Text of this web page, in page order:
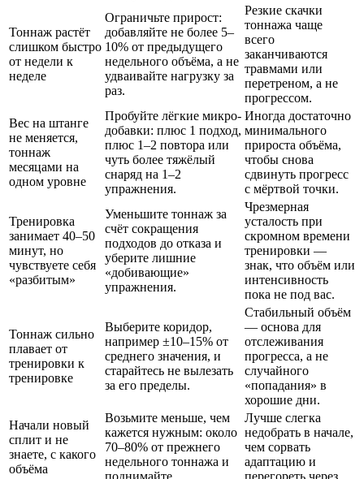
Тоннаж растёт
слишком быстро
от недели к
неделе
Ограничьте прирост:
добавляйте не более 5–
10% от предыдущего
недельного объёма, а не
удваивайте нагрузку за
раз.
Резкие скачки
тоннажа чаще
всего
заканчиваются
травмами или
перетреном, а не
прогрессом.
Вес на штанге
не меняется,
тоннаж
месяцами на
одном уровне
Пробуйте лёгкие микро-
добавки: плюс 1 подход,
плюс 1–2 повтора или
чуть более тяжёлый
снаряд на 1–2
упражнения.
Иногда достаточно
минимального
прироста объёма,
чтобы снова
сдвинуть прогресс
с мёртвой точки.
Тренировка
занимает 40–50
минут, но
чувствуете себя
«разбитым»
Уменьшите тоннаж за
счёт сокращения
подходов до отказа и
уберите лишние
«добивающие»
упражнения.
Чрезмерная
усталость при
скромном времени
тренировки —
знак, что объём или
интенсивность
пока не под вас.
Тоннаж сильно
плавает от
тренировки к
тренировке
Выберите коридор,
например ±10–15% от
среднего значения, и
старайтесь не вылезать
за его пределы.
Стабильный объём
— основа для
отслеживания
прогресса, а не
случайного
«попадания» в
хорошие дни.
Начали новый
сплит и не
знаете, с какого
объёма
Возьмите меньше, чем
кажется нужным: около
70–80% от прежнего
недельного тоннажа и
поднимайте
Лучше слегка
недобрать в начале,
чем сорвать
адаптацию и
перегореть через